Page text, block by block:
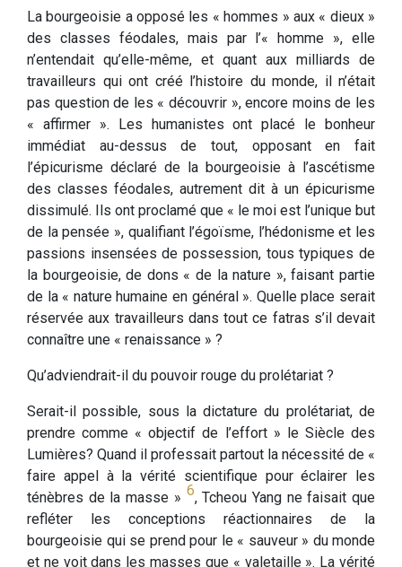
La bourgeoisie a opposé les « hommes » aux « dieux »
des classes féodales, mais par l’« homme », elle
n’entendait qu’elle-même, et quant aux milliards de
travailleurs qui ont créé l’histoire du monde, il n’était
pas question de les « découvrir », encore moins de les
« affirmer ». Les humanistes ont placé le bonheur
immédiat au-dessus de tout, opposant en fait
l’épicurisme déclaré de la bourgeoisie à l’ascétisme
des classes féodales, autrement dit à un épicurisme
dissimulé. Ils ont proclamé que « le moi est l’unique but
de la pensée », qualifiant l’égoïsme, l’hédonisme et les
passions insensées de possession, tous typiques de
la bourgeoisie, de dons « de la nature », faisant partie
de la « nature humaine en général ». Quelle place serait
réservée aux travailleurs dans tout ce fatras s’il devait
connaître une « renaissance » ?
Qu’adviendrait-il du pouvoir rouge du prolétariat ?
Serait-il possible, sous la dictature du prolétariat, de
prendre comme « objectif de l’effort » le Siècle des
Lumières? Quand il professait partout la nécessité de «
faire appel à la vérité scientifique pour éclairer les
ténèbres de la masse » 6, Tcheou Yang ne faisait que
refléter les conceptions réactionnaires de la
bourgeoisie qui se prend pour le « sauveur » du monde
et ne voit dans les masses que « valetaille ». La vérité